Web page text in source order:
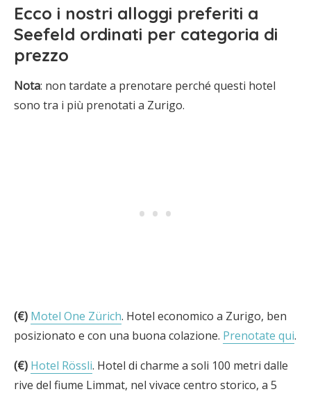
Ecco i nostri alloggi preferiti a
Seefeld ordinati per categoria di
prezzo
Nota: non tardate a prenotare perché questi hotel
sono tra i più prenotati a Zurigo.
(€) Motel One Zürich. Hotel economico a Zurigo, ben
posizionato e con una buona colazione. Prenotate qui.
(€) Hotel Rössli. Hotel di charme a soli 100 metri dalle
rive del fiume Limmat, nel vivace centro storico, a 5